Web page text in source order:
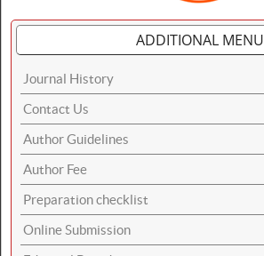
ADDITIONAL MENU
Journal History
Contact Us
Author Guidelines
Author Fee
Preparation checklist
Online Submission